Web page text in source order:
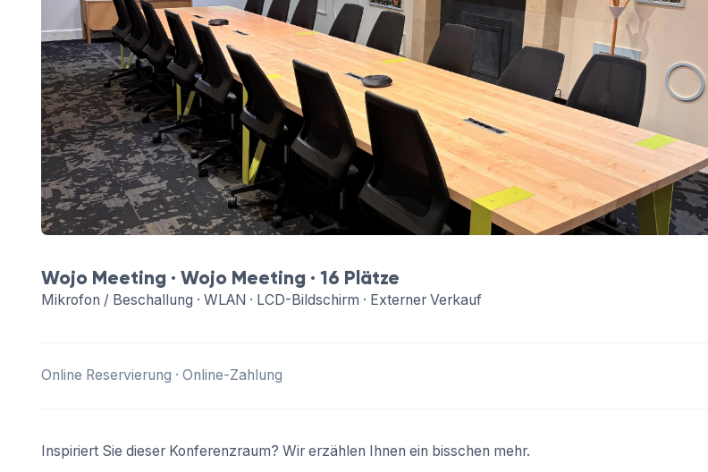
Wojo Meeting · Wojo Meeting· 16 Plätze
Mikrofon / Beschallung · WLAN · LCD-Bildschirm · Externer Verkauf
Online Reservierung · Online-Zahlung
Inspiriert Sie dieser Konferenzraum? Wir erzählen Ihnen ein bisschen mehr.